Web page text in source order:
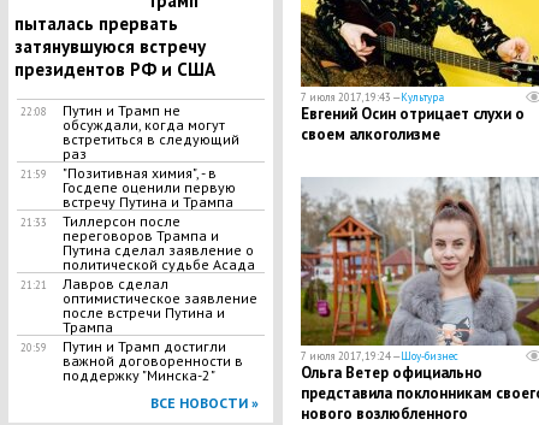
пыталась прервать
затянувшуюся встречу
президентов РФ и США
22:08
Путин и Трамп не
обсуждали, когда могут
встретиться в следующий
раз
21:59
"Позитивная химия", - в
Госдепе оценили первую
встречу Путина и Трампа
21:33
Тиллерсон после
переговоров Трампа и
Путина сделал заявление о
политической судьбе Асада
21:21
Лавров сделал
оптимистическое заявление
после встречи Путина и
Трампа
20:59
Путин и Трамп достигли
важной договоренности в
поддержку "Минска-2"
ВСЕ НОВОСТИ »
7 июля 2017, 19:43 —Культура
Евгений Осин отрицает слухи о
своем алкоголизме
7 июля 2017, 19:24 —Шоу-бизнес
Ольга Ветер официально
представила поклонникам
нового возлюбленного